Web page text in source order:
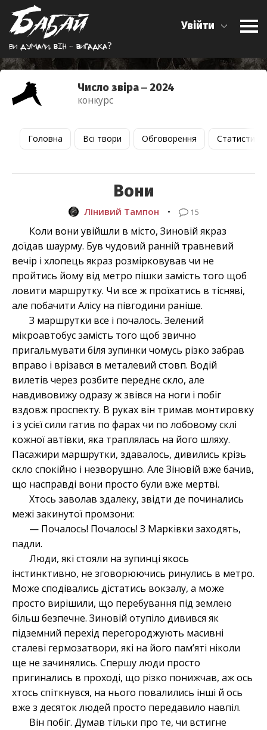
Ви думали, вiн - вигадка?
Увійти
Число звіра ‒ 2024
конкурс
Головна Всі твори Обговорення Статистика
Вони
Лінивий Тампон • 15
Коли вони увійшли в місто, Зиновій якраз
доїдав шаурму. Був чудовий ранній травневий
вечір і хлопець якраз розмірковував чи не
пройтись йому від метро пішки замість того щоб
ловити маршрутку. Чи все ж проїхатись в тісняві,
але побачити Алісу на півгодини раніше.
З маршрутки все і почалось. Зелений
мікроавтобус замість того щоб звично
пригальмувати біля зупинки чомусь різко забрав
вправо і врізався в металевий стовп. Водій
вилетів через розбите переднє скло, але
навдивовижу одразу ж звівся на ноги і побіг
вздовж проспекту. В руках він тримав монтировку
і з усієї сили гатив по фарах чи по лобовому склі
кожної автівки, яка траплялась на його шляху.
Пасажири маршрутки, здавалось, дивились крізь
скло спокійно і незворушно. Але Зіновій вже бачив,
що насправді вони просто були вже мертві.
Хтось заволав здалеку, звідти де починались
межі закинутої промзони:
— Почалось! Почалось! З Марківки заходять,
падли.
Люди, які стояли на зупинці якось
інстинктивно, не зговорюючись ринулись в метро.
Може сподівались дістатись вокзалу, а може
просто вирішили, що перебування під землею
більш безпечне. Зиновій отупіло дивився як
підземний перехід перегороджують масивні
сталеві гермозатвори, які на його пам’яті ніколи
ще не зачинялись. Спершу люди просто
пригинались в проході, що різко понижчав, аж ось
хтось спіткнувся, на нього повалились інші й ось
вже з десяток людей просто передавило навпіл.
Він побіг. Думав тільки про те, чи встигне